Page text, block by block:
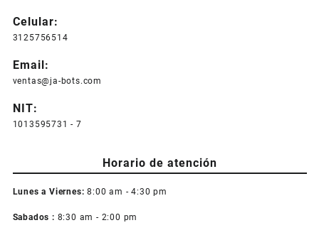
Celular:
3125756514
Email:
ventas@ja-bots.com
NIT:
1013595731 - 7
Horario de atención
Lunes a Viernes: 8:00 am - 4:30 pm
Sabados : 8:30 am - 2:00 pm